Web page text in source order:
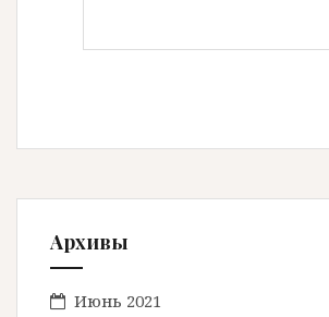
Архивы
Июнь 2021